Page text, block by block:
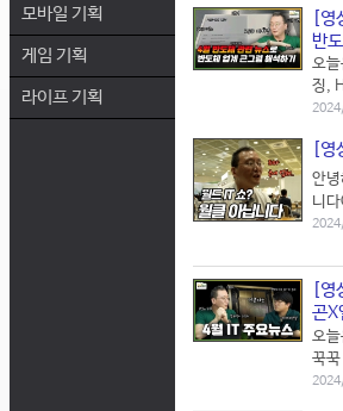
모바일 기획
게임 기획
라이프 기획
[
반
오
징,
[
안
니
[
곤X
오
꾹